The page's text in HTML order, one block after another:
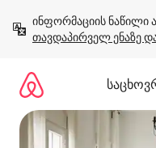
გადასვლა
თავდაპირველ ენაზე